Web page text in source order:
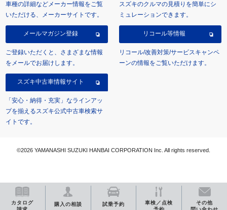
カタログ
購入の相談 試乗予約
車検／点検
その他
車種の詳細などメーカー情報をご覧
いただける、メーカーサイトです。
スズキのクルマの見積りを簡単にシ
ミュレーションできます。
メールマガジン登録
ご登録いただくと、さまざまな情報
をメールでお届けします。
リコール等情報
リコール/改善対策/サービスキャンペ
ーンの情報をご覧いただけます。
スズキ中古車情報サイト
「安心・納得・充実」なラインアッ
プを揃えるスズキ公式中古車検索サ
イトです。
©2026 YAMANASHI SUZUKI HANBAI CORPORATION Inc. All rights reserved.